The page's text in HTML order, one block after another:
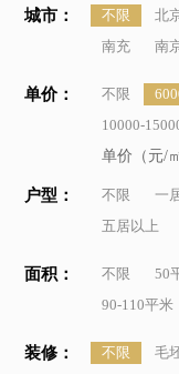
城市： 不限 北
南充
南
单价： 不限
10000-
单价（元/
户型： 不限 一
五居以上
面积： 不限 50
90-110平米
装修： 不限 毛